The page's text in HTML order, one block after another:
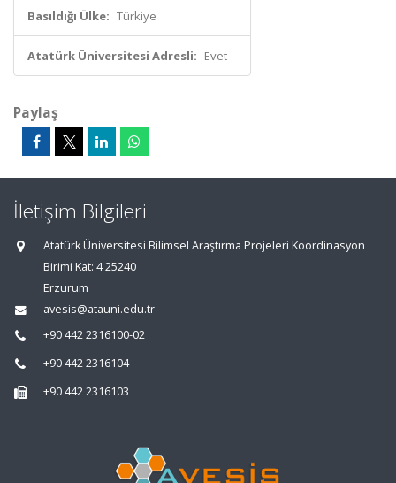
Basıldığı Ülke: Türkiye
Atatürk Üniversitesi Adresli: Evet
Paylaş
İletişim Bilgileri
Atatürk Üniversitesi Bilimsel Araştırma Projeleri Koordinasyon
Birimi Kat: 4 25240
Erzurum
avesis@atauni.edu.tr
+90 442 2316100-02
+90 442 2316104
+90 442 2316103